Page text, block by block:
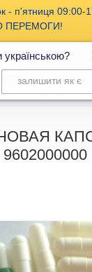
- п'ятниця 09:00-
ПЕРЕМОГИ!
Аминокислоты
9602000000
залишити як є